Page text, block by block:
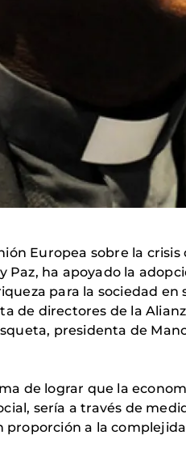
Europea sobre la
ha apoyado la
para la sociedad
de directores de la
presidenta de
de lograr que la
sería a través de
a la